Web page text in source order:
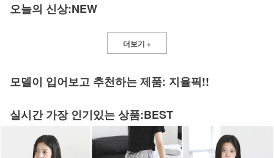
오늘의 신상:NEW
더보기 +
모델이 입어보고 추천하는 제품: 지율픽!!
실시간 가장 인기있는 상품:BEST